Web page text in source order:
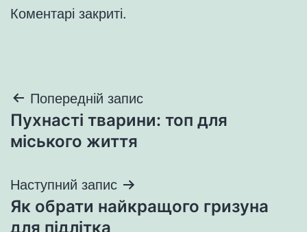
Коментарі закриті.
Навігація
записів
Попередній запис
Пухнасті тварини: топ для
міського життя
Наступний запис
Як обрати найкращого гризуна
для підлітка